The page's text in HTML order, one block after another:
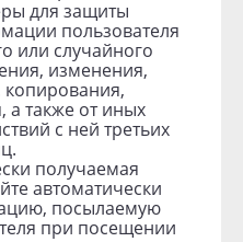
для защиты
пользователя
или случайного
изменения,
а также от иных
с ней третьих
получаемая
автоматически
посылаемую
при посещении